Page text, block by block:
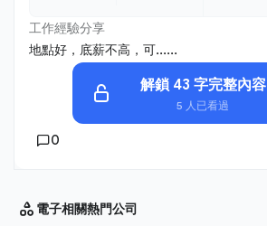
工作經驗分享
地點好，底薪不高，可......
解鎖 43 字完整內容
5 人已看過
0
電子相關熱門公司